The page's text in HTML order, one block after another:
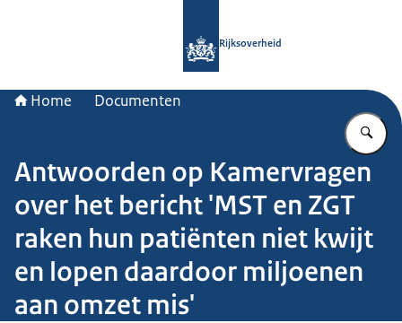
Rijksoverheid
Home Documenten
Antwoorden op Kamervragen
over het bericht 'MST en ZGT
raken hun patiënten niet kwijt
en lopen daardoor miljoenen
aan omzet mis'